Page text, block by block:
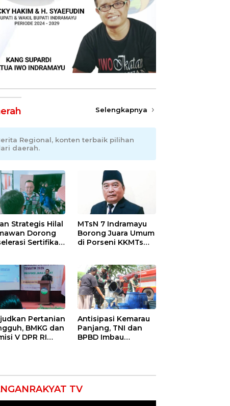
Selengkapnya
Regional, konten terbaik pilihan
daerah.
Strategis Hilal
Dorong
Sertifikasi
di
MTsN 7 Indramayu
Borong Juara Umum
di Porseni KKMTs
Pertanian
BMKG dan
V DPR RI
Antisipasi Kemarau
Panjang, TNI dan
BPBD Imbau
TV